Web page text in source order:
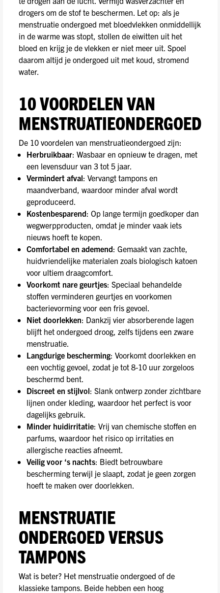
drogers om de stof te beschermen. Let op: als je
menstruatie ondergoed met bloedvlekken onmiddellijk
in de warme was stopt, stollen de eiwitten uit het
bloed en krijg je de vlekken er niet meer uit. Spoel
daarom altijd je ondergoed uit met koud, stromend
water.
10 VOORDELEN VAN
MENSTRUATIEONDERGOED
De 10 voordelen van menstruatieondergoed zijn:
Herbruikbaar: Wasbaar en opnieuw te dragen, met
een levensduur van 3 tot 5 jaar.
Vermindert afval: Vervangt tampons en
maandverband, waardoor minder afval wordt
geproduceerd.
Kostenbesparend: Op lange termijn goedkoper dan
wegwerpproducten, omdat je minder vaak iets
nieuws hoeft te kopen.
Comfortabel en ademend: Gemaakt van zachte,
huidvriendelijke materialen zoals biologisch katoen
voor ultiem draagcomfort.
Voorkomt nare geurtjes: Speciaal behandelde
stoffen verminderen geurtjes en voorkomen
bacterievorming voor een fris gevoel.
Niet doorlekken: Dankzij vier absorberende lagen
blijft het ondergoed droog, zelfs tijdens een zware
menstruatie.
Langdurige bescherming: Voorkomt doorlekken en
een vochtig gevoel, zodat je tot 8-10 uur zorgeloos
beschermd bent.
Discreet en stijlvol: Slank ontwerp zonder zichtbare
lijnen onder kleding, waardoor het perfect is voor
dagelijks gebruik.
Minder huidirritatie: Vrij van chemische stoffen en
parfums, waardoor het risico op irritaties en
allergische reacties afneemt.
Veilig voor ‘s nachts: Biedt betrouwbare
bescherming terwijl je slaapt, zodat je geen zorgen
hoeft te maken over doorlekken.
MENSTRUATIE
ONDERGOED VERSUS
TAMPONS
Wat is beter? Het menstruatie ondergoed of de
klassieke tampons. Beide hebben een hoog